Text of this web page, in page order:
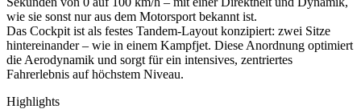
wie sie sonst nur aus dem Motorsport bekannt ist.
Das Cockpit ist als festes Tandem-Layout konzipiert: zwei Sitze
hintereinander – wie in einem Kampfjet. Diese Anordnung optimiert
die Aerodynamik und sorgt für ein intensives, zentriertes
Fahrerlebnis auf höchstem Niveau.
Highlights